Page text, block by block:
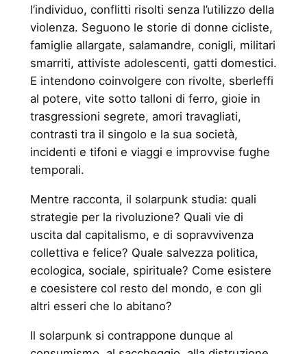
l’individuo, conflitti risolti senza l’utilizzo della
violenza. Seguono le storie di donne cicliste,
famiglie allargate, salamandre, conigli, militari
smarriti, attiviste adolescenti, gatti domestici.
E intendono coinvolgere con rivolte, sberleffi
al potere, vite sotto talloni di ferro, gioie in
trasgressioni segrete, amori travagliati,
contrasti tra il singolo e la sua società,
incidenti e tifoni e viaggi e improvvise fughe
temporali.
Mentre racconta, il solarpunk studia: quali
strategie per la rivoluzione? Quali vie di
uscita dal capitalismo, e di sopravvivenza
collettiva e felice? Quale salvezza politica,
ecologica, sociale, spirituale? Come esistere
e coesistere col resto del mondo, e con gli
altri esseri che lo abitano?
Il solarpunk si contrappone dunque al